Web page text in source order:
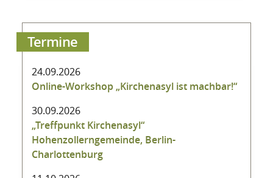
Termine
24.09.2026
Online-Workshop „Kirchenasyl ist machbar!“
30.09.2026
„Treffpunkt Kirchenasyl“
Hohenzollerngemeinde, Berlin-
Charlottenburg